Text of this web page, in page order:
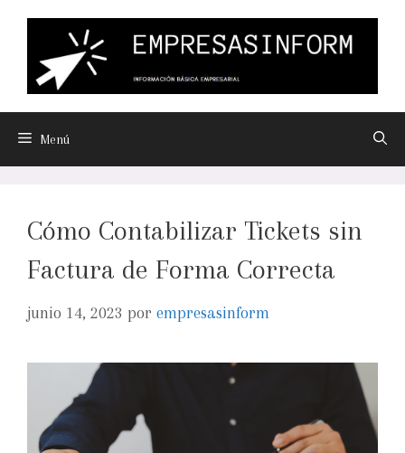
Menú
Cómo Contabilizar Tickets sin
Factura de Forma Correcta
junio 14, 2023 por empresasinform